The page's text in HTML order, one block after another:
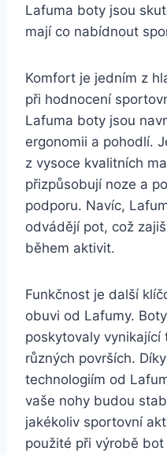
Lafuma boty jsou
⁣mají co nabídnout
Komfort je jedním z
při ⁤hodnocení
Lafuma boty ‌jsou
ergonomii a pohodlí.⁤
z vysoce‍ kvalitních
přizpůsobují noze a
podporu. Navíc,
odvádějí pot, což‌
během aktivit.
Funkčnost ​je‍ další
obuvi od ‍Lafumy.
poskytovaly
různých⁢ površích.
technologiím od
vaše⁣ nohy⁤ budou
jakékoliv sportovní
použité při výrobě⁣